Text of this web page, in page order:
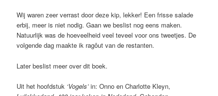
Wij waren zeer verrast door deze kip, lekker! Een frisse salade
erbij, meer is niet nodig. Gaan we beslist nog eens maken.
Natuurlijk was de hoeveelheid veel teveel voor ons tweetjes. De
volgende dag maakte ik ragôut van de restanten.
Later beslist meer over dit boek.
Uit het hoofdstuk ‘Vogels’in: Onno en Charlotte Kleyn,